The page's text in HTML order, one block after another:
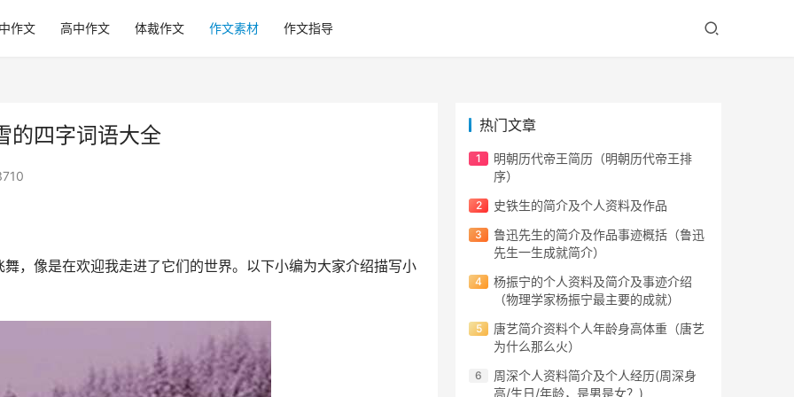
作文 高中作文 体裁作文 作文素材 作文指导
的四字词语大全
像是在欢迎我走进了它们的世界。以下小编为大家介绍描写小
热门文章
明朝历代帝王简历（明朝历代帝王排
序）
史铁生的简介及个人资料及作品
鲁迅先生的简介及作品事迹概括（鲁迅
先生一生成就简介）
杨振宁的个人资料及简介及事迹介绍
（物理学家杨振宁最主要的成就）
唐艺简介资料个人年龄身高体重（唐艺
为什么那么火）
周深个人资料简介及个人经历(周深身
高/生日/年龄，是男是女？)